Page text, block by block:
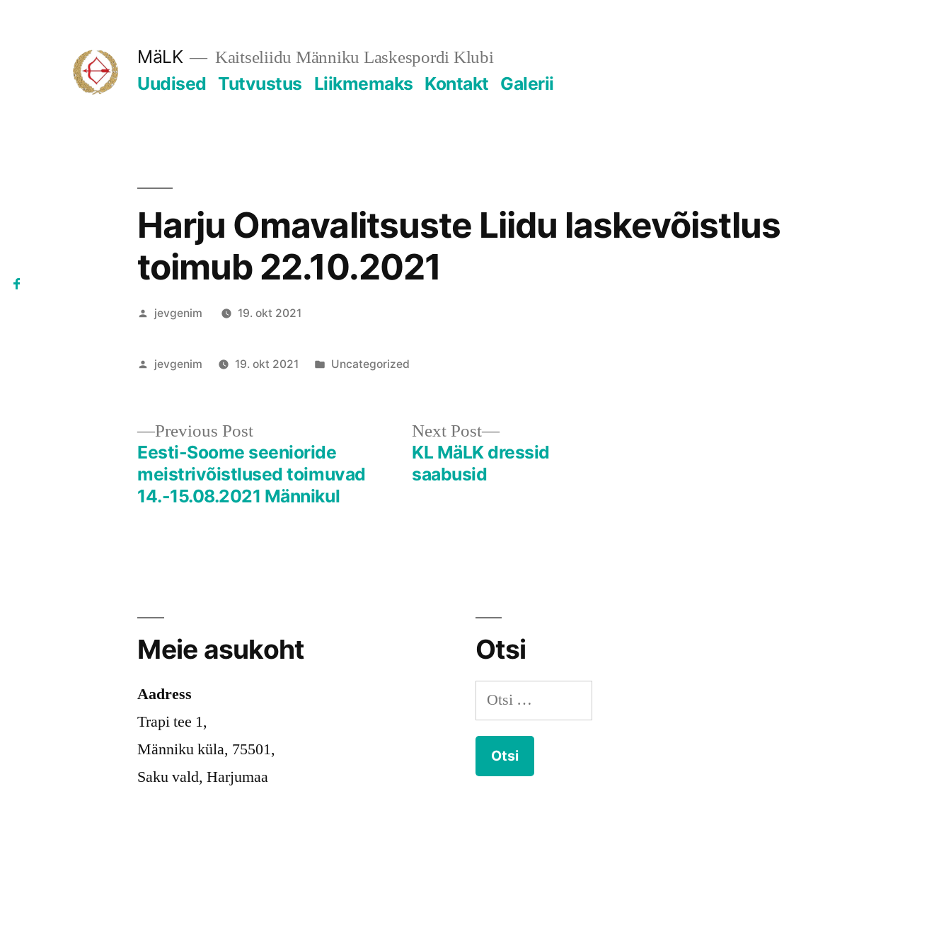
MäLK Kaitseliidu Männiku Laskespordi Klubi
Uudised Tutvustus Liikmemaks Kontakt Galerii
Harju Omavalitsuste Liidu laskevõistlus
toimub 22.10.2021
Posted
jevgenim 19. okt 2021
Posted
jevgenim 19. okt 2021
Posted
Uncategorized
Navigeerimine
Previous PostPrevious
post:
Eesti-Soome seenioride
meistrivõistlused toimuvad
14.-15.08.2021 Männikul
Next Post
Next
post:
KL MäLK dressid
saabusid
Meie asukoht
Aadress
Trapi tee 1,
Männiku küla, 75501,
Saku vald, Harjumaa
Otsi
Otsi: